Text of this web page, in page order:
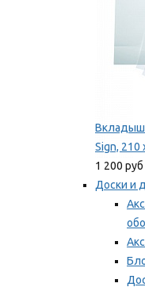
Sign, 210
1 200 руб
Доски и